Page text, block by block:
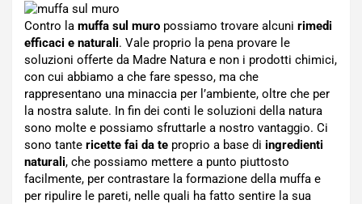
Contro la muffa sul muro possiamo trovare alcuni rimedi
efficaci e naturali. Vale proprio la pena provare le
soluzioni offerte da Madre Natura e non i prodotti chimici,
con cui abbiamo a che fare spesso, ma che
rappresentano una minaccia per l’ambiente, oltre che per
la nostra salute. In fin dei conti le soluzioni della natura
sono molte e possiamo sfruttarle a nostro vantaggio. Ci
sono tante ricette fai da te proprio a base di ingredienti
naturali, che possiamo mettere a punto piuttosto
facilmente, per contrastare la formazione della muffa e
per ripulire le pareti, nelle quali ha fatto sentire la sua